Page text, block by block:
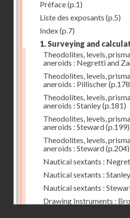
Préface(p.1)
Liste des exposants (p.5)
Index(p.7)
1. Surveying and
Theodolites, levels,
aneroids : Negretti and
Theodolites, levels,
aneroids : Pillischer
Theodolites, levels,
aneroids : Stanley(p.181)
Theodolites, levels,
aneroids : Steward(p.199)
Theodolites, levels,
aneroids : Steward(p.204)
Nautical sextants :
Nautical sextants : Stanley
Nautical sextants :
Drawing Instruments :